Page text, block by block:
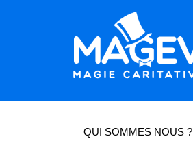
QUI SOMMES NOUS ?